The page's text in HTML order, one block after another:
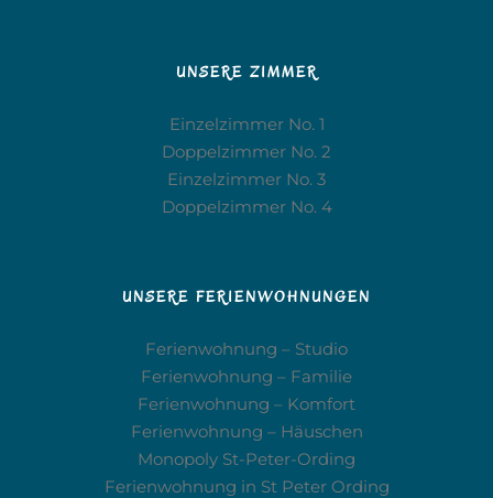
UNSERE ZIMMER
Einzelzimmer No. 1
Doppelzimmer No. 2
Einzelzimmer No. 3
Doppelzimmer No. 4
UNSERE FERIENWOHNUNGEN
Ferienwohnung – Studio
Ferienwohnung – Familie
Ferienwohnung – Komfort
Ferienwohnung – Häuschen
Monopoly St-Peter-Ording
Ferienwohnung in St Peter Ording